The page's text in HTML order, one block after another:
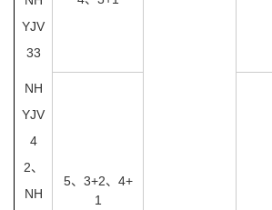
YJV
33
NH
YJV
4
2、
NH
5、3+2、4+
1